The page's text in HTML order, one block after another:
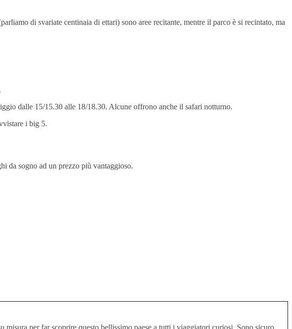
di svariate centinaia di ettari) sono aree recitante, mentre il parco è si recintato, ma
dalle 15/15.30 alle 18/18.30. Alcune offrono anche il safari notturno.
i big 5.
da sogno ad un prezzo più vantaggioso.
per far scoprire questo bellissimo paese a tutti i viaggiatori curiosi. Sono sicuro